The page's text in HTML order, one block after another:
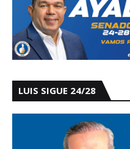
LUIS SIGUE 24/28